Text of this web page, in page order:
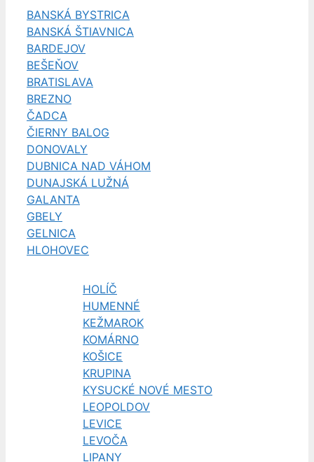
BANSKÁ BYSTRICA
BANSKÁ ŠTIAVNICA
BARDEJOV
BEŠEŇOV
BRATISLAVA
BREZNO
ČADCA
ČIERNY BALOG
DONOVALY
DUBNICA NAD VÁHOM
DUNAJSKÁ LUŽNÁ
GALANTA
GBELY
GELNICA
HLOHOVEC
HOLÍČ
HUMENNÉ
KEŽMAROK
KOMÁRNO
KOŠICE
KRUPINA
KYSUCKÉ NOVÉ MESTO
LEOPOLDOV
LEVICE
LEVOČA
LIPANY